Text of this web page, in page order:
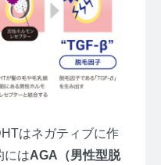
はネガティブに作
にはAGA（男性型脱